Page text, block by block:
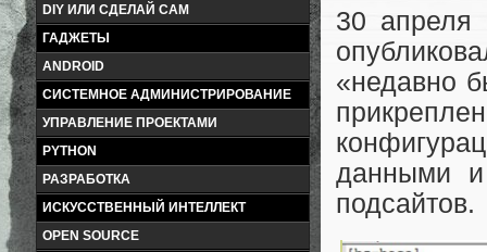
DIY ИЛИ СДЕЛАЙ САМ
ГАДЖЕТЫ
ANDROID
СИСТЕМНОЕ АДМИНИСТРИРОВАНИЕ
УПРАВЛЕНИЕ ПРОЕКТАМИ
PYTHON
РАЗРАБОТКА
ИСКУССТВЕННЫЙ ИНТЕЛЛЕКТ
OPEN SOURCE
30 апреля
«недавно
данными
подсайтов.